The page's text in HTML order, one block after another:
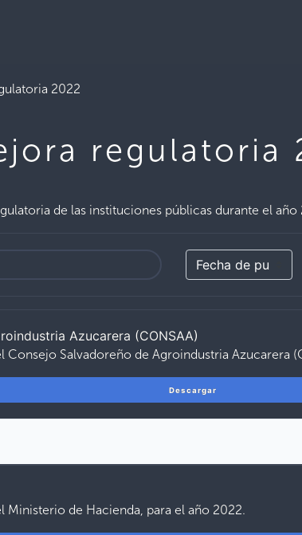
2022
regulatoria
de las instituciones públicas durante el año
Azucarera (CONSAA)
Salvadoreño de Agroindustria Azucarera
Descargar
Ministerio de Hacienda, para el año 2022.